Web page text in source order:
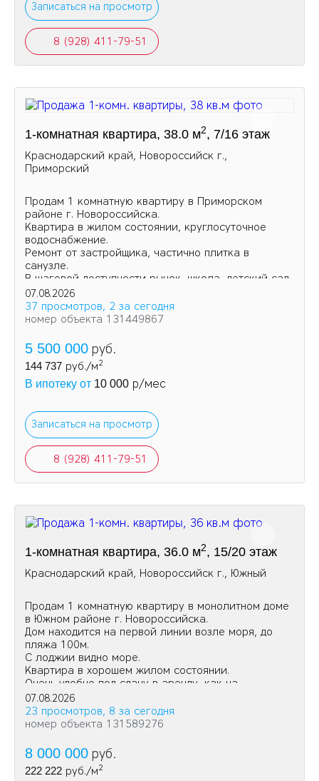
Записаться на просмотр
8 (928) 411-79-51
1-комнатная квартира, 38.0 м2, 7/16 этаж
Краснодарский край, Новороссийск г.,
Приморский
Продам 1 комнатную квартиру в Приморском
районе г. Новороссийска.
Квартира в жилом состоянии, круглосуточное
водоснабжение.
Ремонт от застройщика, частично плитка в
санузле.
В шаговой доступности рынок, школа, детский сад.
07.08.2026
37 просмотров, 2 за сегодня
номер объекта 131449867
5 500 000 руб.
144 737 руб./м2
В ипотеку от 10 000 р/мес
Записаться на просмотр
8 (928) 411-79-51
1-комнатная квартира, 36.0 м2, 15/20 этаж
Краснодарский край, Новороссийск г., Южный
Продам 1 комнатную квартиру в монолитном доме
в Южном районе г. Новороссийска.
Дом находится на первой линии возле моря, до
пляжа 100м.
С лоджии видно море.
Квартира в хорошем жилом состоянии.
Очень удобно под сдачу в аренду, как на
долгосрочную так и посуточно.
07.08.2026
23 просмотров, 8 за сегодня
номер объекта 131589276
8 000 000 руб.
222 222 руб./м2